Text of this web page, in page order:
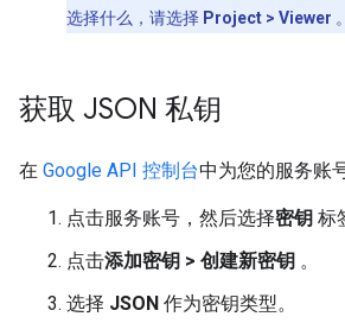
选择什么，请选择 Project > Viewer 。
获取 JSON 私钥
在 Google API 控制台中为您的服务账
点击服务账号，然后选择密钥 标
点击添加密钥 > 创建新密钥 。
选择 JSON 作为密钥类型。